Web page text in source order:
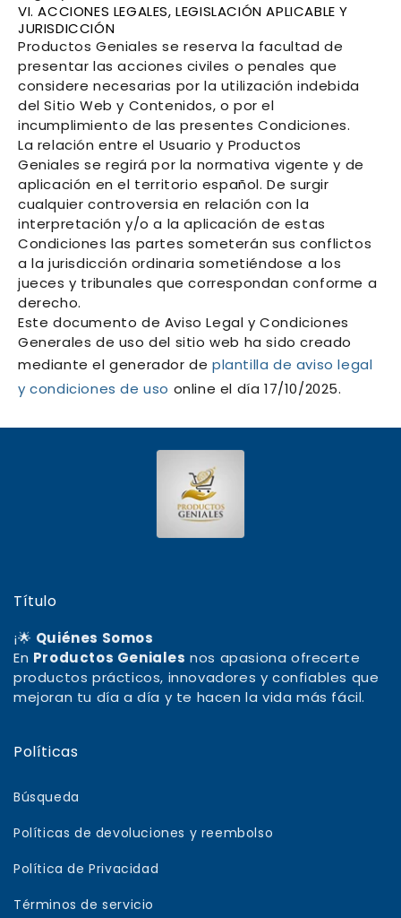
VI. ACCIONES LEGALES, LEGISLACIÓN APLICABLE Y
JURISDICCIÓN
Productos Geniales se reserva la facultad de
presentar las acciones civiles o penales que
considere necesarias por la utilización indebida
del Sitio Web y Contenidos, o por el
incumplimiento de las presentes Condiciones.
La relación entre el Usuario y Productos
Geniales se regirá por la normativa vigente y de
aplicación en el territorio español. De surgir
cualquier controversia en relación con la
interpretación y/o a la aplicación de estas
Condiciones las partes someterán sus conflictos
a la jurisdicción ordinaria sometiéndose a los
jueces y tribunales que correspondan conforme a
derecho.
Este documento de Aviso Legal y Condiciones
Generales de uso del sitio web ha sido creado
mediante el generador de plantilla de aviso legal
y condiciones de uso online el día 17/10/2025.
Título
¡🌟 Quiénes Somos
En Productos Geniales nos apasiona ofrecerte
productos prácticos, innovadores y confiables que
mejoran tu día a día y te hacen la vida más fácil.
Políticas
Búsqueda
Políticas de devoluciones y reembolso
Política de Privacidad
Términos de servicio